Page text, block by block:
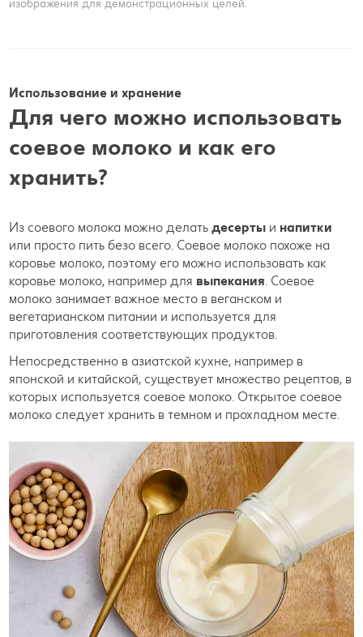
изображения для демонстрационных целей.
Использование и хранение
Для чего можно использовать
соевое молоко и как его
хранить?
Из соевого молока можно делать десерты и напитки
или просто пить безо всего. Соевое молоко похоже на
коровье молоко, поэтому его можно использовать как
коровье молоко, например для выпекания. Соевое
молоко занимает важное место в веганском и
вегетарианском питании и используется для
приготовления соответствующих продуктов.
Непосредственно в азиатской кухне, например в
японской и китайской, существует множество рецептов, в
которых используется соевое молоко. Открытое соевое
молоко следует хранить в темном и прохладном месте.